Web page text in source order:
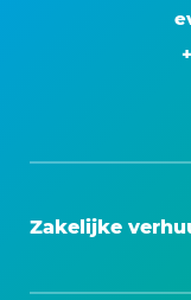
Zakelijke